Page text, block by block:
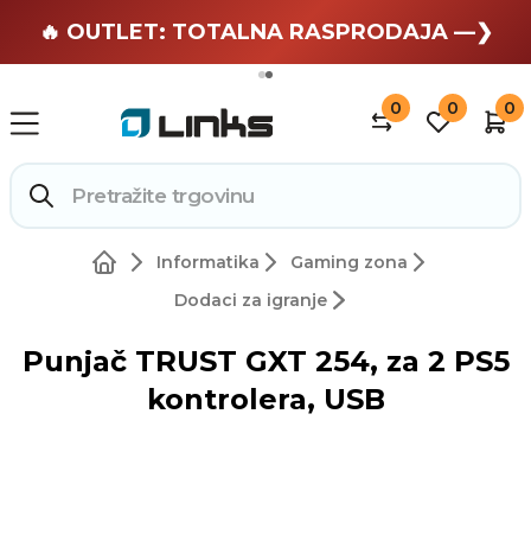
🏄 Zaslužuješ odmor —❯
🔥 OUTLET: TOTALNA RASPRODAJA —❯
0 0 0
Informatika
Gaming zona
Dodaci za igranje
Punjač TRUST GXT 254, za 2 PS5
kontrolera, USB